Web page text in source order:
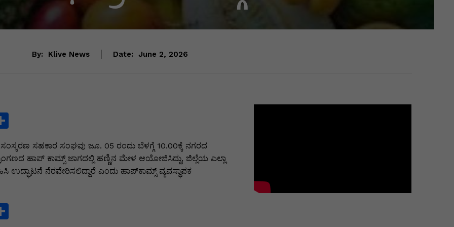
By: Klive News Date: June 2, 2026
S
h
ar
e
ಸಂಸ್ಕರಣ ಸಹಕಾರ ಸಂಘವು ಜೂ. 05 ರಂದು ಬೆಳಗ್ಗೆ 10.00ಕ್ಕೆ ನಗರದ
ಹಾಪ್ ಕಾಮ್ಸ್ ಜಾಗದಲ್ಲಿ ಹಣ್ಣಿನ ಮೇಳ ಆಯೋಜಿಸಿದ್ದು, ಜಿಲ್ಲೆಯ ಎಲ್ಲಾ
ನೆರವೇರಿಸಲಿದ್ದಾರೆ ಎಂದು ಹಾಪ್‌ಕಾಮ್ಸ್ ವ್ಯವಸ್ಥಾಪಕ
S